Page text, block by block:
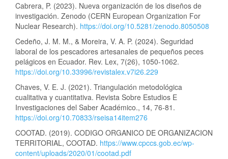
Cabrera, P. (2023). Nueva organización de los diseños de
investigación. Zenodo (CERN European Organization For
Nuclear Research). https://doi.org/10.5281/zenodo.8050508
Cedeño, J. M. M., & Moreira, V. A. P. (2024). Seguridad
laboral de los pescadores artesanales de pequeños peces
pelágicos en Ecuador. Rev. Lex, 7(26), 1050-1062.
https://doi.org/10.33996/revistalex.v7i26.229
Chaves, V. E. J. (2021). Triangulación metodológica
cualitativa y cuantitativa. Revista Sobre Estudios E
Investigaciones del Saber Académico., 14, 76-81.
https://doi.org/10.70833/rseisa14item276
COOTAD. (2019). CODIGO ORGANICO DE ORGANIZACION
TERRITORIAL, COOTAD. https://www.cpccs.gob.ec/wp-
content/uploads/2020/01/cootad.pdf